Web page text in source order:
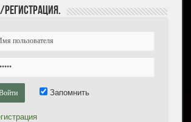
Запомнить